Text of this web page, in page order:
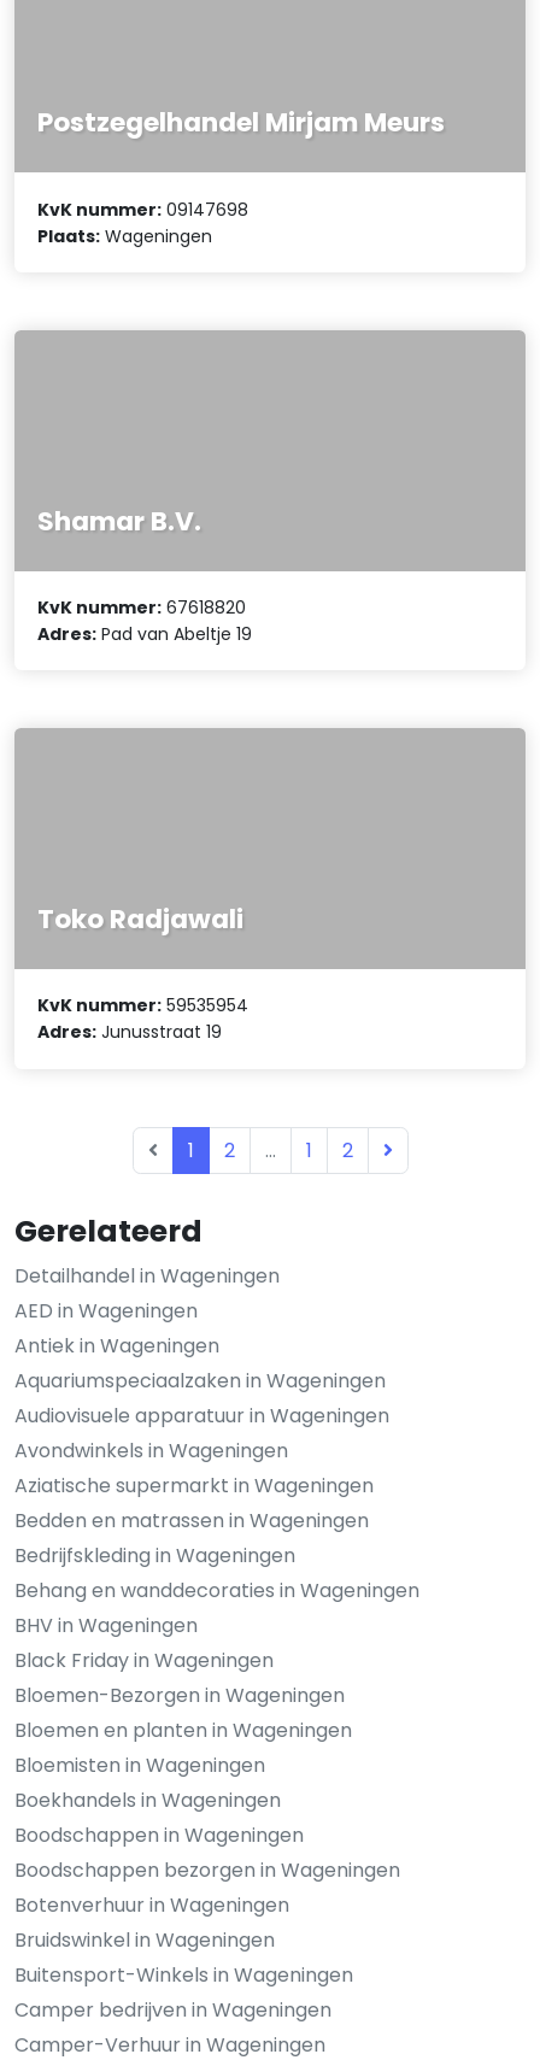
Gerelateerd
Detailhandel in Wageningen
AED in Wageningen
Antiek in Wageningen
Aquariumspeciaalzaken in Wageningen
Audiovisuele apparatuur in Wageningen
Avondwinkels in Wageningen
Aziatische supermarkt in Wageningen
Bedden en matrassen in Wageningen
Bedrijfskleding in Wageningen
Behang en wanddecoraties in Wageningen
BHV in Wageningen
Black Friday in Wageningen
Bloemen-Bezorgen in Wageningen
Bloemen en planten in Wageningen
Bloemisten in Wageningen
Boekhandels in Wageningen
Boodschappen in Wageningen
Boodschappen bezorgen in Wageningen
Botenverhuur in Wageningen
Bruidswinkel in Wageningen
Buitensport-Winkels in Wageningen
Camper bedrijven in Wageningen
Camper-Verhuur in Wageningen
Postzegelhandel Mirjam Meurs
KvK nummer: 09147698
Plaats: Wageningen
Shamar B.V.
KvK nummer: 67618820
Adres: Pad van Abeltje 19
Toko Radjawali
KvK nummer: 59535954
Adres: Junusstraat 19
1 2 ... 1 2